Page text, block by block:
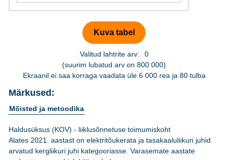
Valitud lahtrite arv:
0
(suurim lubatud arv on 800 000)
Ekraanil ei saa korraga vaadata üle 6 000 rea ja 80 tulba
Märkused:
Mõisted ja metoodika
Haldusüksus (KOV) - liiklusõnnetuse toimumiskoht
Alates 2021. aastast on elektritõukerata ja tasakaaluliikuri juhid
arvatud kergliikuri juhi kategooriasse. Varasemate aastate